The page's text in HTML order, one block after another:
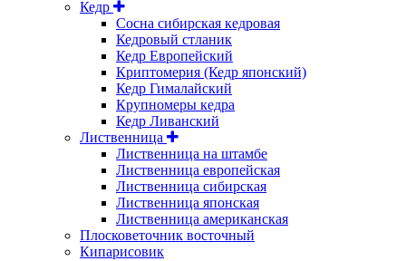
Кедр
Сосна сибирская кедровая
Кедровый стланик
Кедр Европейский
Криптомерия (Кедр японский)
Кедр Гималайский
Крупномеры кедра
Кедр Ливанский
Лиственница
Лиственница на штамбе
Лиственница европейская
Лиственница сибирская
Лиственница японская
Лиственница американская
Плосковеточник восточный
Кипарисовик